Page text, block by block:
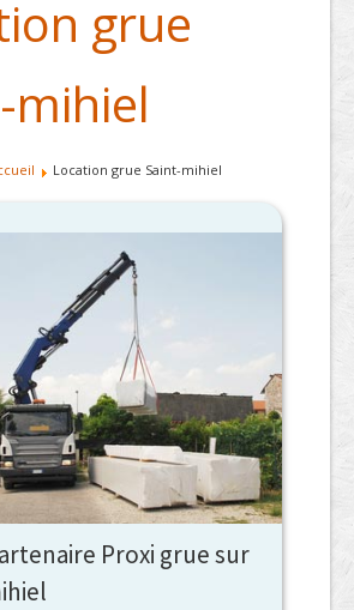
grue
mihiel
Location grue Saint-mihiel
Proxi grue sur